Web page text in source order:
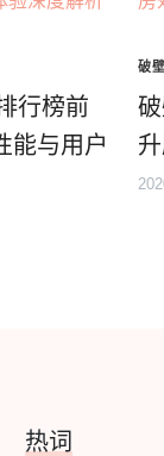
行榜前
能与用户
破
热词